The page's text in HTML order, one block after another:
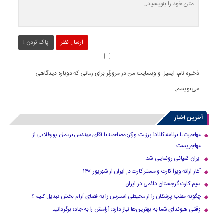
ارسال نظر پاک کردن !
ذخیره نام، ایمیل و وبسایت من در مرورگر برای زمانی که دوباره دیدگاهی
می‌نویسم.
آخرین اخبار
مهاجرت با برنامه کانادا پرزنت ورکر: مصاحبه با آقای مهندس نریمان پورطلایی از
مهاجریست
ایران کمپانی رونمایی شد!
آغاز ارائه ویزا کارت و مستر کارت در ایران از شهریور ۱۴۰۱
سیم کارت گرجستان دائمی در ایران
چگونه مطب پزشکان را از محیطی استرس زا به فضای آرام بخش تبدیل کنیم ؟
وقتی هیوندای شما به بهترین‌ها نیاز دارد؛ آرامش را به جاده برگردانید